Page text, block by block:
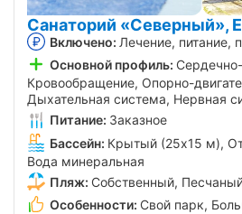
Санаторий «Северный»,
Включено: Лечение, питание,
Основной профиль:
Кровообращение, Опорно-
Дыхательная система, Нервная
Питание: Заказное
Бассейн: Крытый (25х15 м),
Вода минеральная
Пляж: Собственный,
Особенности: Свой парк,